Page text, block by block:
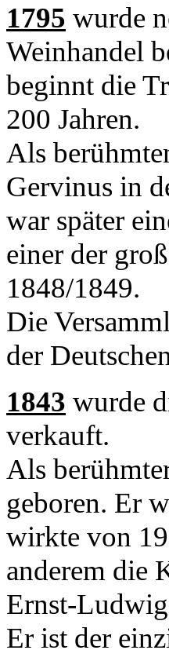
1795 wurde
Weinhandel
beginnt die
200 Jahren.
Als
Gervinus in
war später
einer der
1848/1849.
Die
der
1843 wurde
verkauft.
Als
geboren. Er
wirkte von
anderem die
Ernst-
Er ist der